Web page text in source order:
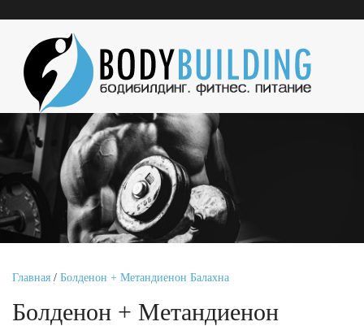
Главная / Болденон + Метандиенон Балахна
Болденон + Метандиенон